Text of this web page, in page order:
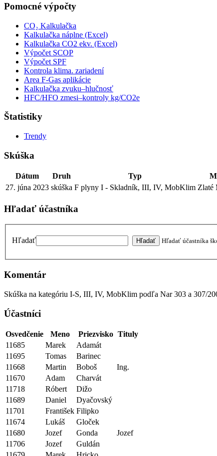
Pomocné výpočty
CO₂ Kalkulačka
Kalkulačka náplne (Excel)
Kalkulačka CO2 ekv. (Excel)
Výpočet SCOP
Výpočet SPF
Kontrola klima. zariadení
Area F-Gas aplikácie
Kalkulačka zvuku–hlučnosť
HFC/HFO zmesi–kontroly kg/CO2e
Štatistiky
Trendy
Skúška
Dátum Druh Typ
27. júna 2023 skúška F plyny I - Skladník, III, IV, MobKlim Zlaté
Hľadať účastníka
Hľadať Hľadať účastníka
Komentár
Skúška na kategóriu I-S, III, IV, MobKlim podľa Nar 303 a 307/
Účastníci
Osvedčenie Meno Priezvisko Tituly
11685
Marek
Adamát
11695
Tomas
Barinec
11668
Martin Boboš
Ing.
11670
Adam
Charvát
11718
Róbert
Dižo
11689
Daniel
Dyačovský
11701
František Filipko
11674
Lukáš
Gloček
11680
Jozef Gonda
Jozef
11706
Jozef
Guldán